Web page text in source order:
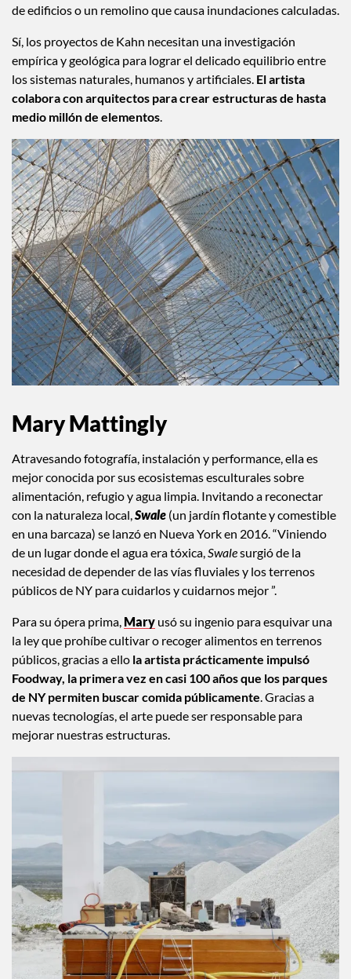
de edificios o un remolino que causa inundaciones calculadas.
Sí, los proyectos de Kahn necesitan una investigación
empírica y geológica para lograr el delicado equilibrio entre
los sistemas naturales, humanos y artificiales. El artista
colabora con arquitectos para crear estructuras de hasta
medio millón de elementos.
Mary Mattingly
Atravesando fotografía, instalación y performance, ella es
mejor conocida por sus ecosistemas esculturales sobre
alimentación, refugio y agua limpia. Invitando a reconectar
con la naturaleza local,Swale (un jardín flotante y comestible
en una barcaza) se lanzó en Nueva York en 2016. “Viniendo
de un lugar donde el agua era tóxica,Swalesurgió de la
necesidad de depender de las vías fluviales y los terrenos
públicos de NY para cuidarlos y cuidarnos mejor ”.
Para su ópera prima, Mary usó su ingenio para esquivar una
la ley que prohíbe cultivar o recoger alimentos en terrenos
públicos, gracias a ello la artista prácticamente impulsó
Foodway, la primera vez en casi 100 años que los parques
de NY permiten buscar comida públicamente. Gracias a
nuevas tecnologías, el arte puede ser responsable para
mejorar nuestras estructuras.